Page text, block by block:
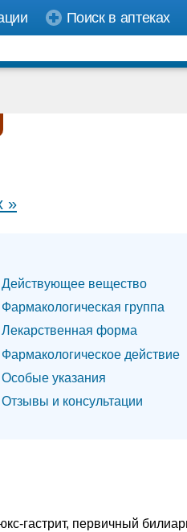
Поиск в аптеках
»
Действующее вещество
Фармакологическая группа
Лекарственная форма
Фармакологическое действие
Особые указания
Отзывы и консультации
гастрит, первичный